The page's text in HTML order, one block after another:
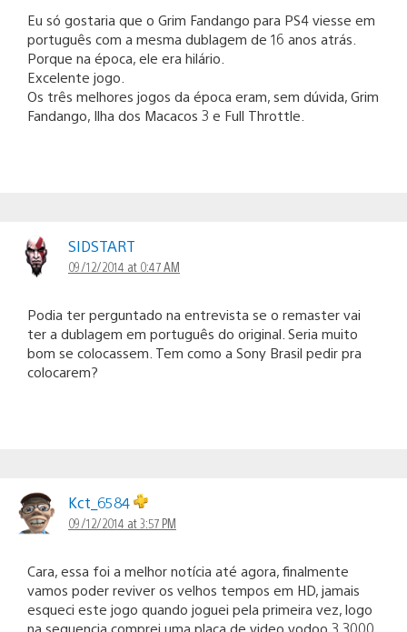
Eu só gostaria que o Grim Fandango para PS4 viesse em
português com a mesma dublagem de 16 anos atrás.
Porque na época, ele era hilário.
Excelente jogo.
Os três melhores jogos da época eram, sem dúvida, Grim
Fandango, Ilha dos Macacos 3 e Full Throttle.
SIDSTART
09/12/2014 at 0:47 AM
Podia ter perguntado na entrevista se o remaster vai
ter a dublagem em português do original. Seria muito
bom se colocassem. Tem como a Sony Brasil pedir pra
colocarem?
Kct_6584
09/12/2014 at 3:57 PM
Cara, essa foi a melhor notícia até agora, finalmente
vamos poder reviver os velhos tempos em HD, jamais
esqueci este jogo quando joguei pela primeira vez, logo
na sequencia comprei uma placa de video vodoo 3 3000,